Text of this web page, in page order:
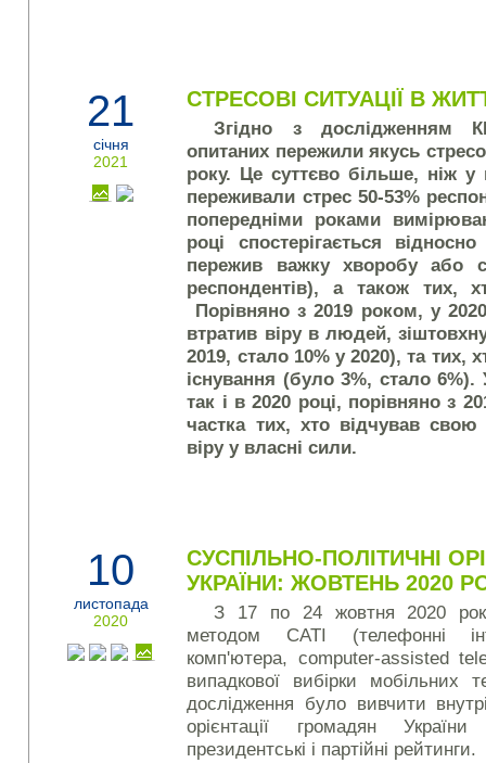
21
січня
2021
СТРЕСОВІ СИТУАЦІЇ В
Згідно з дослідженням
опитаних пережили якусь
року. Це суттєво більше, ніж у
переживали стрес 50-53%
попередніми роками
році спостерігається
пережив важку хворобу або
респондентів), а також тих,
Порівняно з 2019 роком, у
втратив віру в людей,
2019, стало 10% у 2020), та тих,
існування (було 3%, стало
так і в 2020 році, порівняно з
частка тих, хто відчував свою
віру у власні сили.
10
листопада
2020
CУСПІЛЬНО-ПОЛІТИЧНІ
УКРАЇНИ: ЖОВТЕНЬ 2020
З 17 по 24 жовтня 2020
методом CATI (телефонні
комп'ютера, computer-assisted
випадкової вибірки мобільних
дослідження було вивчити
орієнтації громадян
президентські і партійні рейтинги.